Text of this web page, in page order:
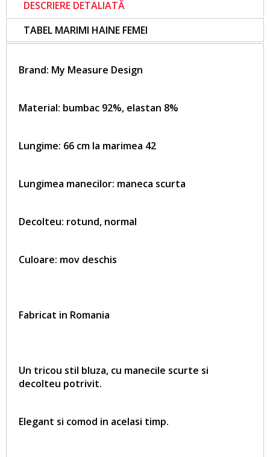
DESCRIERE DETALIATĂ
TABEL MARIMI HAINE FEMEI
Brand: My Measure Design
Material: bumbac 92%, elastan 8%
Lungime: 66 cm la marimea 42
Lungimea manecilor: maneca scurta
Decolteu: rotund, normal
Culoare: mov deschis
Fabricat in Romania
Un tricou stil bluza, cu manecile scurte si
decolteu potrivit.
Elegant si comod in acelasi timp.